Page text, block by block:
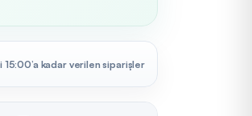
15:00’a kadar verilen siparişler